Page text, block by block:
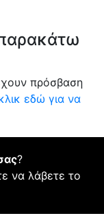
πρόσβαση
εδώ για να
?
να λάβετε το